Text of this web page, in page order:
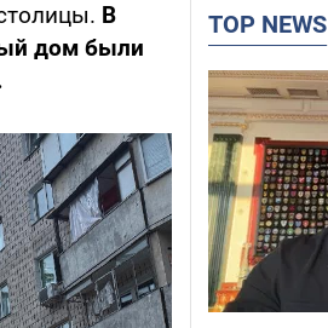
В
дом были
TOP NEWS